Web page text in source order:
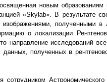
новым
«Skylab». В результате
изображениями, полученными
о локализации
направление исследований
полученных в
Астрономического